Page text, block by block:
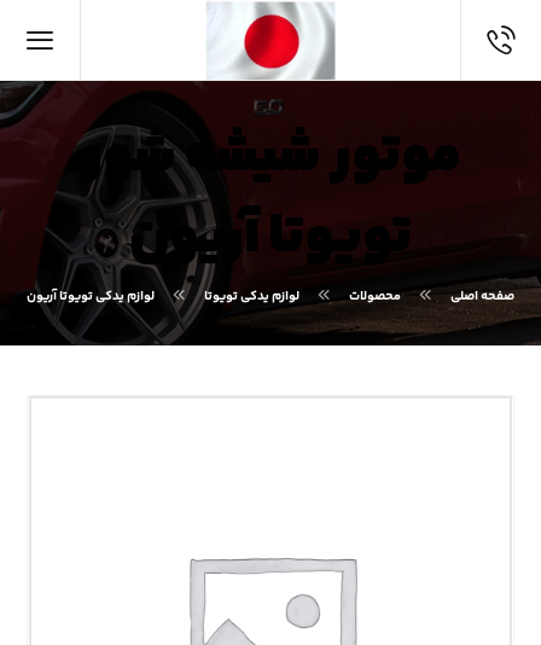
موتور شیشه شور
تویوتا آریون
صفحه اصلی محصولات لوازم یدکی تویوتا لوازم یدکی تویوتا آریون